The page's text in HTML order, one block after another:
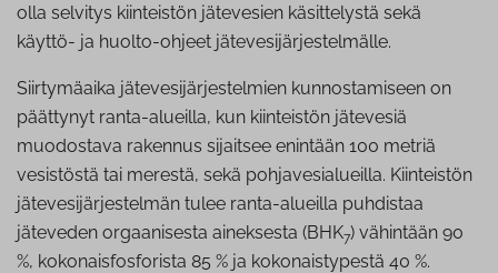
olla selvitys kiinteistön jätevesien käsittelystä sekä
käyttö- ja huolto-ohjeet jätevesijärjestelmälle.
Siirtymäaika jätevesijärjestelmien kunnostamiseen on
päättynyt ranta-alueilla, kun kiinteistön jätevesiä
muodostava rakennus sijaitsee enintään 100 metriä
vesistöstä tai merestä, sekä pohjavesialueilla. Kiinteistön
jätevesijärjestelmän tulee ranta-alueilla puhdistaa
jäteveden orgaanisesta aineksesta (BHK7) vähintään 90
%, kokonaisfosforista 85 % ja kokonaistypestä 40 %.